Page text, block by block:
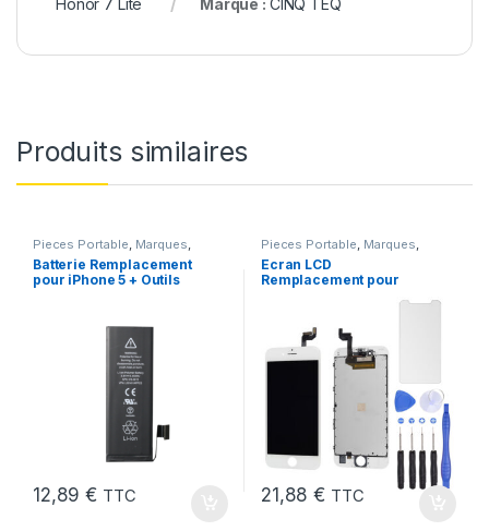
Produits similaires
Pieces Portable, Marques,
Apple iPhone 5 , Batteries et
chargeurs,Batteries Apple
Batterie Remplacement
pour iPhone 5 + Outils
12,89€ TTC
Pieces Portable, Marques,
Apple iPhone 6s
Ecran LCD
Remplacement pour
21,88€ TTC